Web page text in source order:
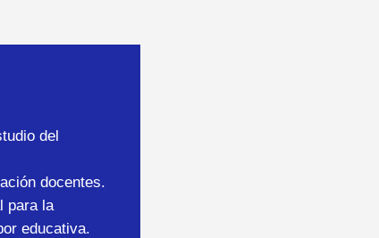
del
docentes.
para la
educativa.